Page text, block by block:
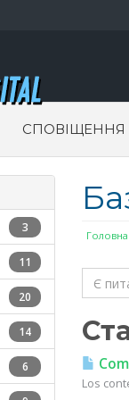
СПОВІЩЕННЯ
Головна
3
11
20
14
6
Los